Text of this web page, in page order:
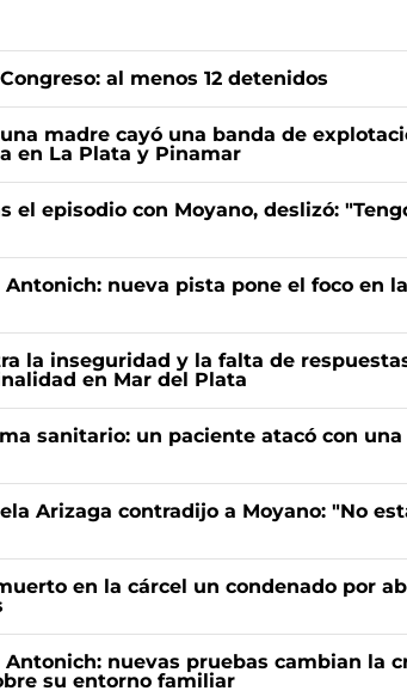
al menos 12 detenidos
madre cayó una banda de
en La Plata y Pinamar
el episodio con Moyano, deslizó:
nueva pista pone el foco en
la inseguridad y la falta de
en Mar del Plata
sanitario: un paciente atacó con una
Arizaga contradijo a Moyano: "No
en la cárcel un condenado por
nuevas pruebas cambian la
su entorno familiar